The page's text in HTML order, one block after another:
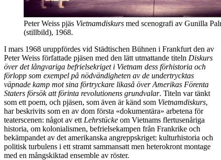
Peter Weiss pjäs Vietnamdiskurs med scenografi av Gunilla
(stillbild), 1968.
I mars 1968 uruppfördes vid Städtischen Bühnen i Frankfurt den av
Peter Weiss författade pjäsen med den lätt utmattande titeln Diskurs
över det långvariga befrielsekriget i Vietnam dess förhistoria och
förlopp som exempel på nödvändigheten av de undertrycktas
väpnade kamp mot sina förtryckare likaså över Amerikas Förenta
Staters försök att förinta revolutionens grundvalar. Titeln var tänkt
som ett poem, och pjäsen, som även är känd som Vietnamdiskurs,
har beskrivits som en av dom första «dokumentära» arbetena för
teaterscenen: något av ett Lehrstücke om Vietnams flertusenåriga
historia, om kolonialismen, befrielsekampen från Frankrike och
bekämpandet av det amerikanska angreppskriget: kulturhistoria och
politisk turbulens i ett stramt sammansatt men heterokront montage
med en mångskiktad ensemble av röster.